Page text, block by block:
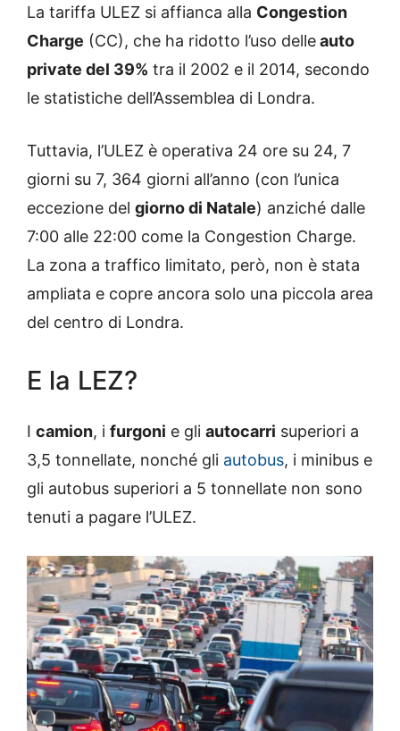
La tariffa ULEZ si affianca alla Congestion
Charge (CC), che ha ridotto l’uso delleauto
private del 39% tra il 2002 e il 2014, secondo
le statistiche dell’Assemblea di Londra.
Tuttavia, l’ULEZ è operativa 24 ore su 24, 7
giorni su 7, 364 giorni all’anno (con l’unica
eccezione del giorno di Natale) anziché dalle
7:00 alle 22:00 come la Congestion Charge.
La zona a traffico limitato, però, non è stata
ampliata e copre ancora solo una piccola area
del centro di Londra.
E la LEZ?
I camion, i furgoni e gli autocarri superiori a
3,5 tonnellate, nonché gli autobus, i minibus e
gli autobus superiori a 5 tonnellate non sono
tenuti a pagare l’ULEZ.